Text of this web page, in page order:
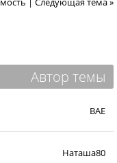
Автор темы
BAE
Наташа80